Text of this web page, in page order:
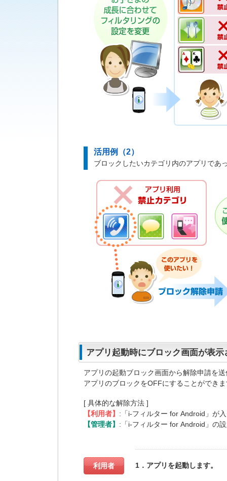
活用例（2）
ブロックしたいカテゴリ内のアプリであ
アプリ起動時にブロック画面が表
アプリの起動ブロック画面から解除申請を
アプリのブロックをOFFにすることができ
[ 具体的な解除方法 ]
【利用者】 :「i-フィルター for Android」が
【管理者】 :「i-フィルター for Android」の
利用者 1．アプリを起動します。